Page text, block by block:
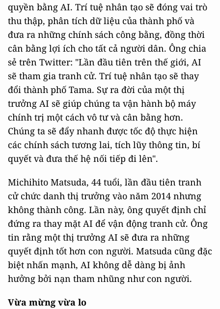
quyền bằng AI. Trí tuệ nhân tạo sẽ đóng vai trò
thu thập, phân tích dữ liệu của thành phố và
đưa ra những chính sách công bằng, đồng thời
cân bằng lợi ích cho tất cả người dân. Ông chia
sẻ trên Twitter: "Lần đầu tiên trên thế giới, AI
sẽ tham gia tranh cử. Trí tuệ nhân tạo sẽ thay
đổi thành phố Tama. Sự ra đời của một thị
trưởng AI sẽ giúp chúng ta vận hành bộ máy
chính trị một cách vô tư và cân bằng hơn.
Chúng ta sẽ đẩy nhanh được tốc độ thực hiện
các chính sách tương lai, tích lũy thông tin, bí
quyết và đưa thế hệ nối tiếp đi lên".
Michihito Matsuda, 44 tuổi, lần đầu tiên tranh
cử chức danh thị trưởng vào năm 2014 nhưng
không thành công. Lần này, ông quyết định chỉ
đứng ra thay mặt AI để vận động tranh cử. Ông
tin rằng một thị trưởng AI sẽ đưa ra những
quyết định tốt hơn con người. Matsuda cũng đặc
biệt nhấn mạnh, AI không dễ dàng bị ảnh
hưởng bởi nạn tham nhũng như con người.
Vừa mừng vừa lo